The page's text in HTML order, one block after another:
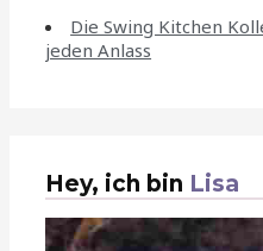
Die Swing Kitchen
jeden Anlass
Hey, ich bin Lisa